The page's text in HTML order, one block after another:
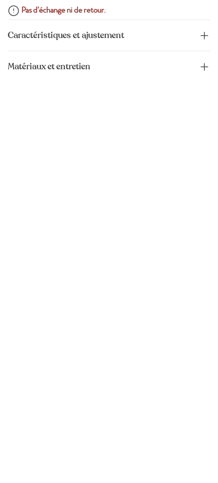
Pas d’échange ni de retour.
Caractéristiques et ajustement
Matériaux et entretien